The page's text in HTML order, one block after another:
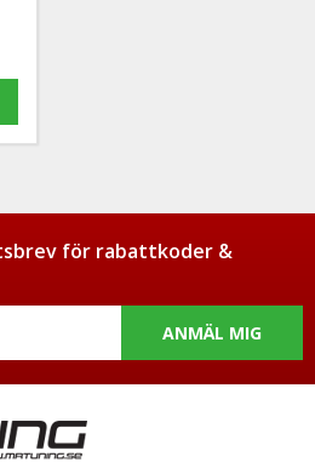
för rabattkoder &
ANMÄL MIG